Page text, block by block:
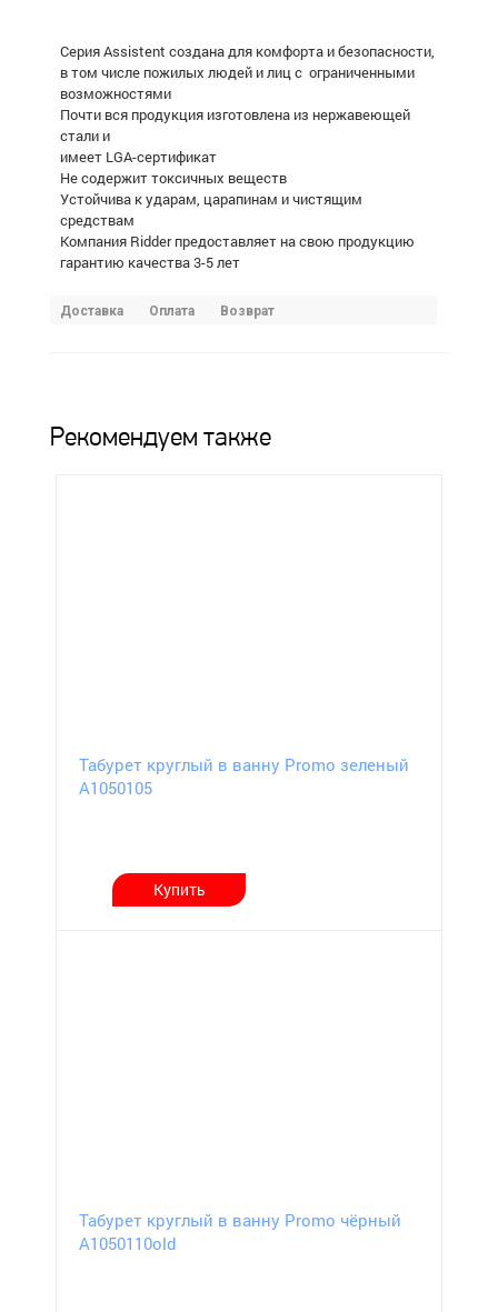
Серия Assistent создана для комфорта и безопасности,
в том числе пожилых людей и лиц с ограниченными
возможностями
Почти вся продукция изготовлена из нержавеющей
стали и
имеет LGA-сертификат
Не содержит токсичных веществ
Устойчива к ударам, царапинам и чистящим
средствам
Компания Ridder предоставляет на свою продукцию
гарантию качества 3-5 лет
Доставка Оплата Возврат
Рекомендуем также
Табурет круглый в ванну Promo зеленый
А1050105
Купить
Табурет круглый в ванну Promo чёрный
А1050110old